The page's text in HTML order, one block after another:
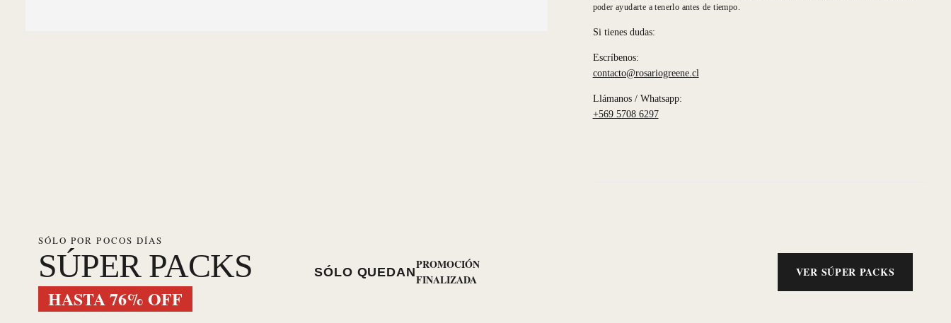
poder ayudarte a tenerlo antes de tiempo.
Si tienes dudas:
Escríbenos:
contacto@rosariogreene.cl
Llámanos / Whatsapp:
+569 5708 6297
SÓLO POR POCOS DÍAS
SÚPER PACKS
HASTA 76% OFF
SÓLO QUEDAN
PROMOCIÓN
FINALIZADA
VER SÚPER PACKS